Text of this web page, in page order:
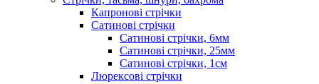
Капронові стрічки
Сатинові стрічки
Сатинові стрічки, 6мм
Сатинові стрічки, 25мм
Сатинові стрічки, 1см
Люрексові стрічки